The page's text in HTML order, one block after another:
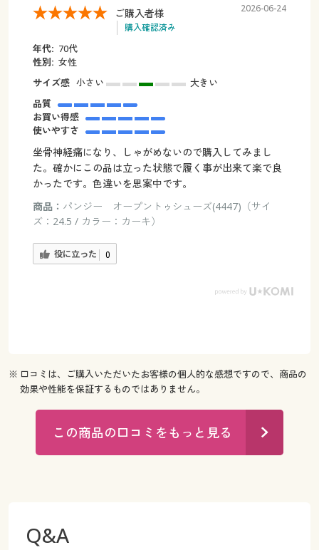
ご購入者様
購入確認済み
2026-06-24
年代: 70代
性別: 女性
サイズ感 小さい
大きい
品質
お買い得感
使いやすさ
坐骨神経痛になり、しゃがめないので購入してみまし
た。確かにこの品は立った状態で履く事が出来て楽で良
かったです。色違いを思案中です。
商品： パンジー オープントゥシューズ(4447)（サイ
ズ：24.5 / カラー：カーキ）
役に立った 0
※ 口コミは、ご購入いただいたお客様の個人的な感想ですので、商品の
効果や性能を保証するものではありません。
この商品の口コミをもっと見る
Q&A